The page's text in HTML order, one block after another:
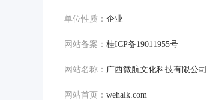
单位性质： 企业
网站备案： 桂ICP备19011955号
网站名称： 广西微航文化科技有限公司
网站首页： wehalk.com